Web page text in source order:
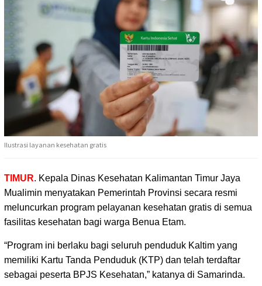
Ilustrasi layanan kesehatan gratis
TIMUR. Kepala Dinas Kesehatan Kalimantan Timur Jaya
Mualimin menyatakan Pemerintah Provinsi secara resmi
meluncurkan program pelayanan kesehatan gratis di semua
fasilitas kesehatan bagi warga Benua Etam.
“Program ini berlaku bagi seluruh penduduk Kaltim yang
memiliki Kartu Tanda Penduduk (KTP) dan telah terdaftar
sebagai peserta BPJS Kesehatan,” katanya di Samarinda.